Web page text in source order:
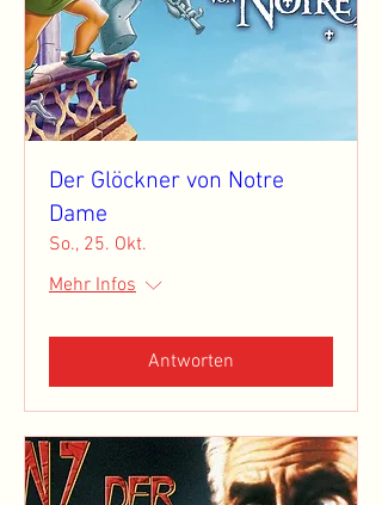
Der Glöckner von Notre
Dame
So., 25. Okt.
Mehr Infos
Antworten